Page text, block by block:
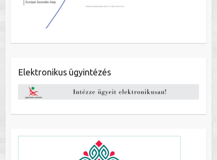
Elektronikus ügyintézés